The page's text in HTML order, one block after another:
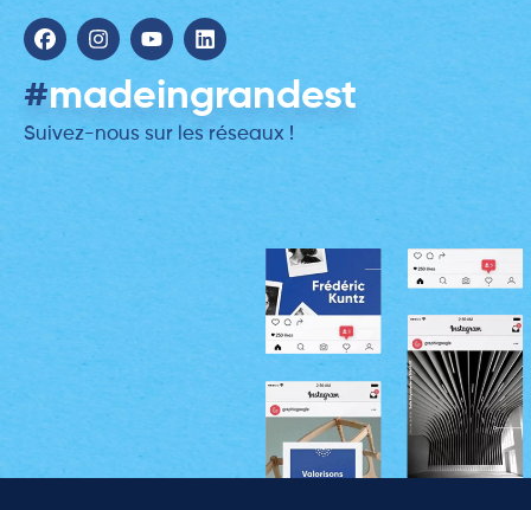
#madeingrandest
Suivez-nous sur les réseaux !